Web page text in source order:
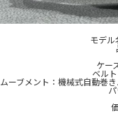
モデル
ケー
ベル
ムーブメント：機械式自動巻